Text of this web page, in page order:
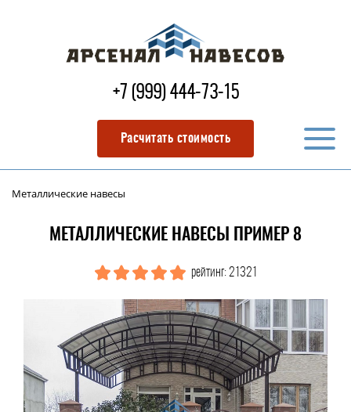
+7 (999) 444-73-15
Расчитать стоимость
Металлические навесы
МЕТАЛЛИЧЕСКИЕ НАВЕСЫ ПРИМЕР 8
рейтинг: 21321